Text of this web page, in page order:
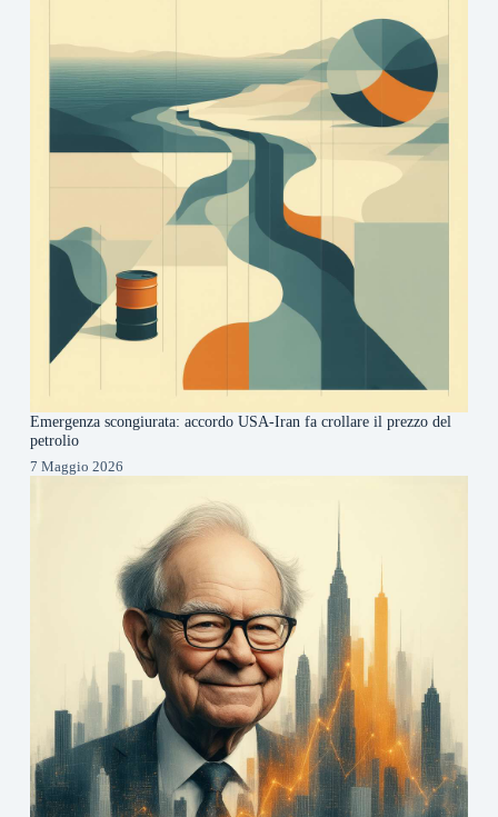
Emergenza scongiurata: accordo USA-Iran fa crollare il prezzo del
petrolio
7 Maggio 2026